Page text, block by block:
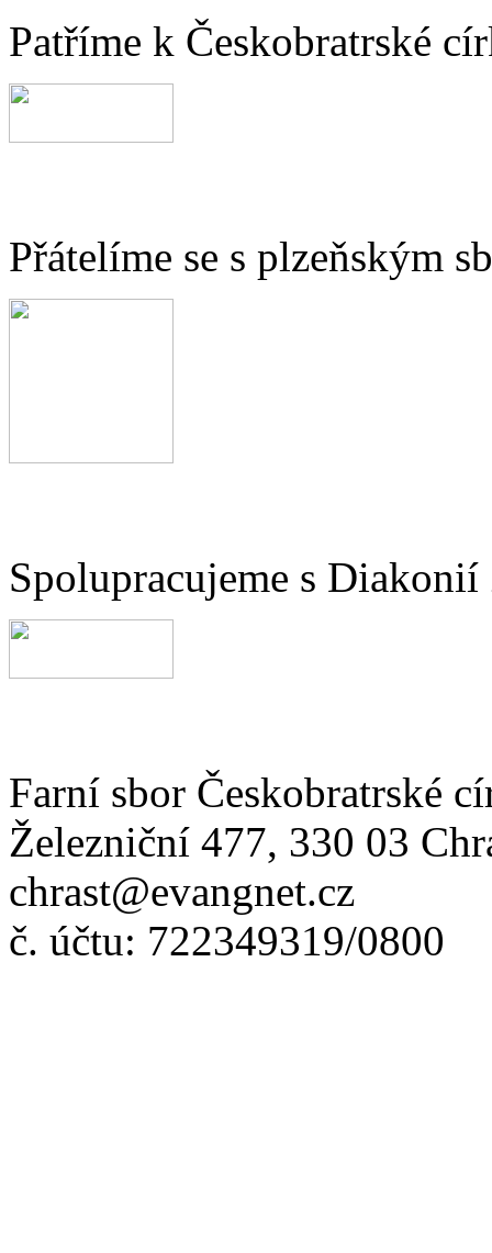
Patříme k Českobratrské
Přátelíme se s plzeňským
Spolupracujeme s Diakonií
Farní sbor Českobratrské
Železniční 477, 330 03
chrast@evangnet.cz
č. účtu: 722349319/0800